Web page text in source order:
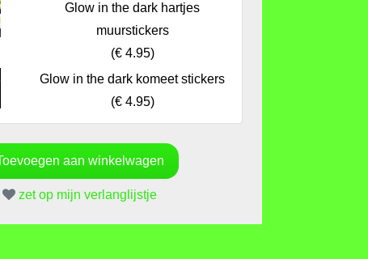
Glow in the dark hartjes
muurstickers
(€ 4.95)
Glow in the dark komeet stickers
(€ 4.95)
zet op mijn verlanglijstje